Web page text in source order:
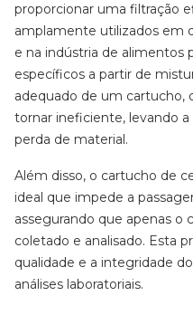
proporcionar uma filtração
amplamente utilizados em
e na indústria de alimentos
específicos a partir de
adequado de um cartucho,
tornar ineficiente, levando
perda de material.
Além disso, o cartucho de
ideal que impede a
assegurando que apenas o
coletado e analisado. Esta
qualidade e a integridade
análises laboratoriais.